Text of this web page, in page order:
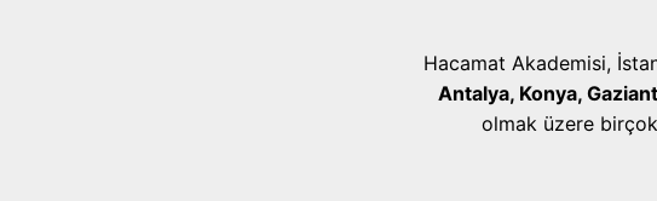
Hacamat Akademisi,
Antalya, Konya,
olmak üzere